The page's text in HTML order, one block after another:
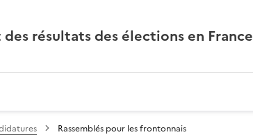
résultats des élections en France
Rassemblés pour les frontonnais